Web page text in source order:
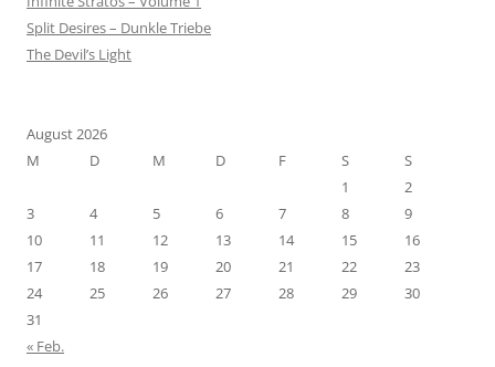
Split Desires – Dunkle Triebe
The Devil’s Light
August 2026
M
D M D F S
S
1
2
3
4 5 6 7 8
9
10
11 12 13 14 15
16
17
18 19 20 21 22
23
24
25 26 27 28 29
30
31
« Feb.